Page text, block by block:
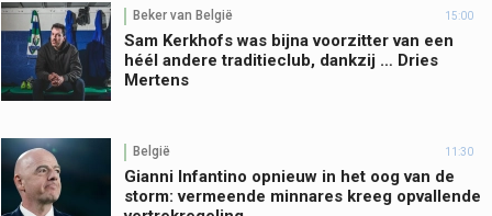
Beker van België 15:00
Sam Kerkhofs was bijna voorzitter van een
héél andere traditieclub, dankzij … Dries
Mertens
België 11:30
Gianni Infantino opnieuw in het oog van de
storm: vermeende minnares kreeg opvallende